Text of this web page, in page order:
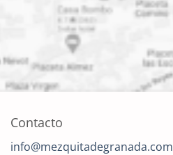
Contacto
info@mezquitadegranada.com